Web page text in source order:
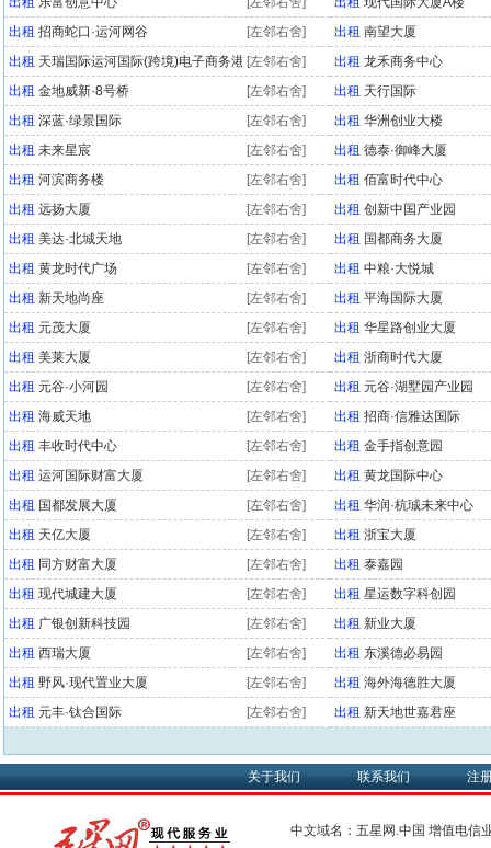
出租 招商蛇口·运河网谷 [左邻右舍] 出租 南望大厦
出租 天瑞国际运河国际(跨境)电子商务港 [左邻右舍] 出租 龙禾商务中心
出租 金地威新·8号桥 [左邻右舍] 出租 天行国际
出租 深蓝·绿景国际 [左邻右舍] 出租 华洲创业大楼
出租 未来星宸 [左邻右舍] 出租 德泰·御峰大厦
出租 河滨商务楼 [左邻右舍] 出租 佰富时代中心
出租 远扬大厦 [左邻右舍] 出租 创新中国产业园
出租 美达·北城天地 [左邻右舍] 出租 国都商务大厦
出租 黄龙时代广场 [左邻右舍] 出租 中粮·大悦城
出租 新天地尚座 [左邻右舍] 出租 平海国际大厦
出租 元茂大厦 [左邻右舍] 出租 华星路创业大厦
出租 美莱大厦 [左邻右舍] 出租 浙商时代大厦
出租 元谷·小河园 [左邻右舍] 出租 元谷·湖墅园产业园
出租 海威天地 [左邻右舍] 出租 招商·信雅达国际
出租 丰收时代中心 [左邻右舍] 出租 金手指创意园
出租 运河国际财富大厦 [左邻右舍] 出租 黄龙国际中心
出租 国都发展大厦 [左邻右舍] 出租 华润·杭珹未来中心
出租 天亿大厦 [左邻右舍] 出租 浙宝大厦
出租 同方财富大厦 [左邻右舍] 出租 泰嘉园
出租 现代城建大厦 [左邻右舍] 出租 星运数字科创园
出租 广银创新科技园 [左邻右舍] 出租 新业大厦
出租 西瑞大厦 [左邻右舍] 出租 东溪德必易园
出租 野风·现代置业大厦 [左邻右舍] 出租 海外海德胜大厦
出租 元丰·钛合国际 [左邻右舍] 出租 新天地世嘉君座
关于我们 联系我们 注
中文域名：五星网.中国 增值电信